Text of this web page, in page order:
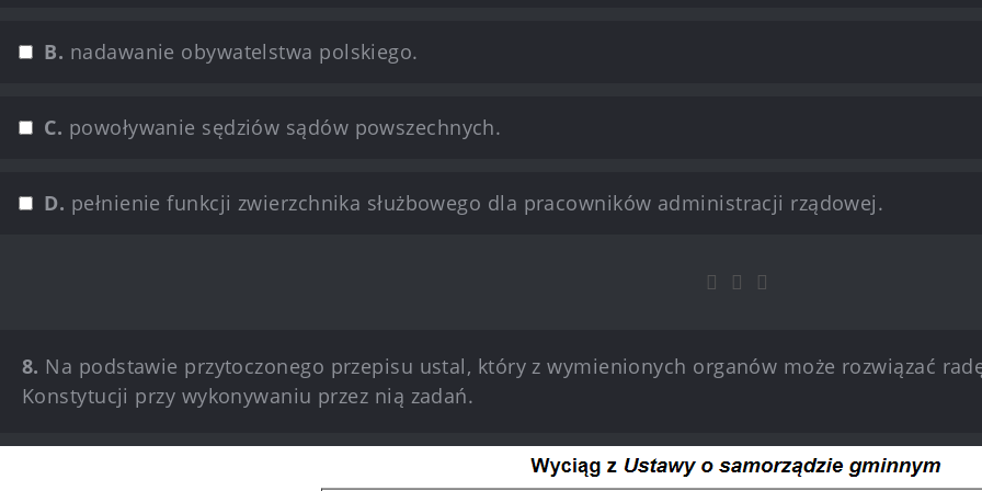
B. nadawanie obywatelstwa polskiego.
C. powoływanie sędziów sądów powszechnych.
D. pełnienie funkcji zwierzchnika służbowego dla pracowników administracji rządowej.
8. Na podstawie przytoczonego przepisu ustal, który z wymienionych organów może rozwiązać
Konstytucji przy wykonywaniu przez nią zadań.